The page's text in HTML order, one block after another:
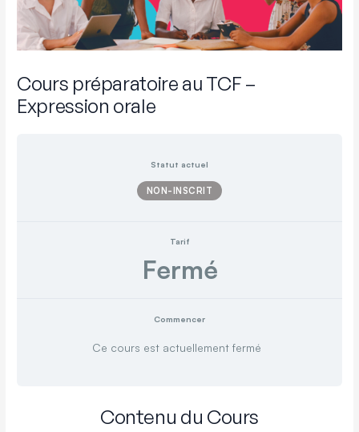
Cours préparatoire au TCF –
Expression orale
Statut actuel
NON-INSCRIT
Tarif
Fermé
Commencer
Ce cours est actuellement fermé
Contenu du Cours